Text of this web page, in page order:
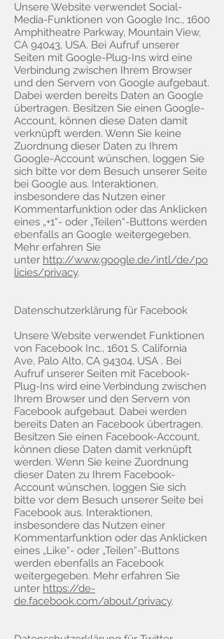
Unsere Website verwendet Social-
Media-Funktionen von Google Inc., 1600
Amphitheatre Parkway, Mountain View,
CA 94043, USA. Bei Aufruf unserer
Seiten mit Google-Plug-Ins wird eine
Verbindung zwischen Ihrem Browser
und den Servern von Google aufgebaut.
Dabei werden bereits Daten an Google
übertragen. Besitzen Sie einen Google-
Account, können diese Daten damit
verknüpft werden. Wenn Sie keine
Zuordnung dieser Daten zu Ihrem
Google-Account wünschen, loggen Sie
sich bitte vor dem Besuch unserer Seite
bei Google aus. Interaktionen,
insbesondere das Nutzen einer
Kommentarfunktion oder das Anklicken
eines „+1“- oder „Teilen“-Buttons werden
ebenfalls an Google weitergegeben.
Mehr erfahren Sie
unter http://www.google.de/intl/de/po
licies/privacy.
Datenschutzerklärung für Facebook
Unsere Website verwendet Funktionen
von Facebook Inc., 1601 S. California
Ave, Palo Alto, CA 94304, USA . Bei
Aufruf unserer Seiten mit Facebook-
Plug-Ins wird eine Verbindung zwischen
Ihrem Browser und den Servern von
Facebook aufgebaut. Dabei werden
bereits Daten an Facebook übertragen.
Besitzen Sie einen Facebook-Account,
können diese Daten damit verknüpft
werden. Wenn Sie keine Zuordnung
dieser Daten zu Ihrem Facebook-
Account wünschen, loggen Sie sich
bitte vor dem Besuch unserer Seite bei
Facebook aus. Interaktionen,
insbesondere das Nutzen einer
Kommentarfunktion oder das Anklicken
eines „Like“- oder „Teilen“-Buttons
werden ebenfalls an Facebook
weitergegeben. Mehr erfahren Sie
unter https://de-
de.facebook.com/about/privacy.